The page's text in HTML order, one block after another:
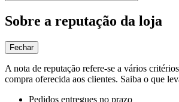
Sobre a reputação da loja
Fechar
A nota de reputação refere-se a vários
compra oferecida aos clientes. Saiba o que
Pedidos entregues no prazo